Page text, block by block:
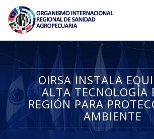
OIRSA INSTALA
ALTA TECNOLOGÍA
REGIÓN PARA
AMBIENTE